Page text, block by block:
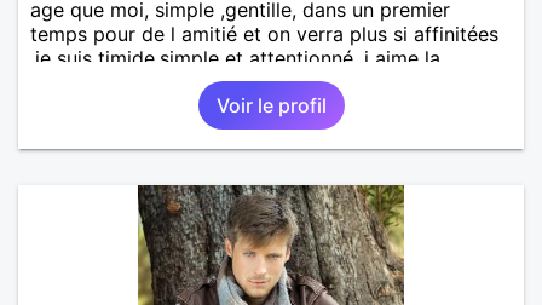
age que moi, simple ,gentille, dans un premier
temps pour de l amitié et on verra plus si affinitées
.je suis timide,simple et attentionné .j aime la
musique , les restos la randonnée et la course a
Voir le profil